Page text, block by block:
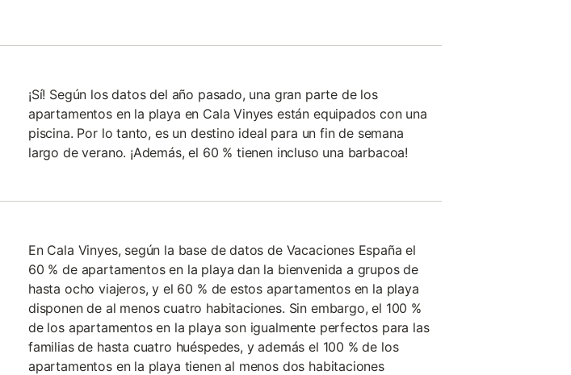
¡Sí! Según los datos del año pasado, una gran parte de los
apartamentos en la playa en Cala Vinyes están equipados con una
piscina. Por lo tanto, es un destino ideal para un fin de semana
largo de verano. ¡Además, el 60 % tienen incluso una barbacoa!
En Cala Vinyes, según la base de datos de Vacaciones España el
60 % de apartamentos en la playa dan la bienvenida a grupos de
hasta ocho viajeros, y el 60 % de estos apartamentos en la playa
disponen de al menos cuatro habitaciones. Sin embargo, el 100 %
de los apartamentos en la playa son igualmente perfectos para las
familias de hasta cuatro huéspedes, y además el 100 % de los
apartamentos en la playa tienen al menos dos habitaciones